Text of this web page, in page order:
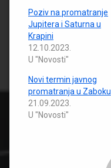
Poziv na promatranje
Jupitera i Saturna u
Krapini
12.10.2023.
U "Novosti"
Novi termin javnog
promatranja u Zaboku
21.09.2023.
U "Novosti"